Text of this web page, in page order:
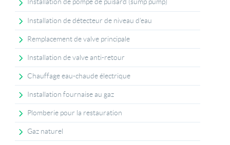
Installation de pompe de puisard (sump pump)
Installation de détecteur de niveau d'eau
Remplacement de valve principale
Installation de valve anti-retour
Chauffage eau-chaude électrique
Installation fournaise au gaz
Plomberie pour la restauration
Gaz naturel